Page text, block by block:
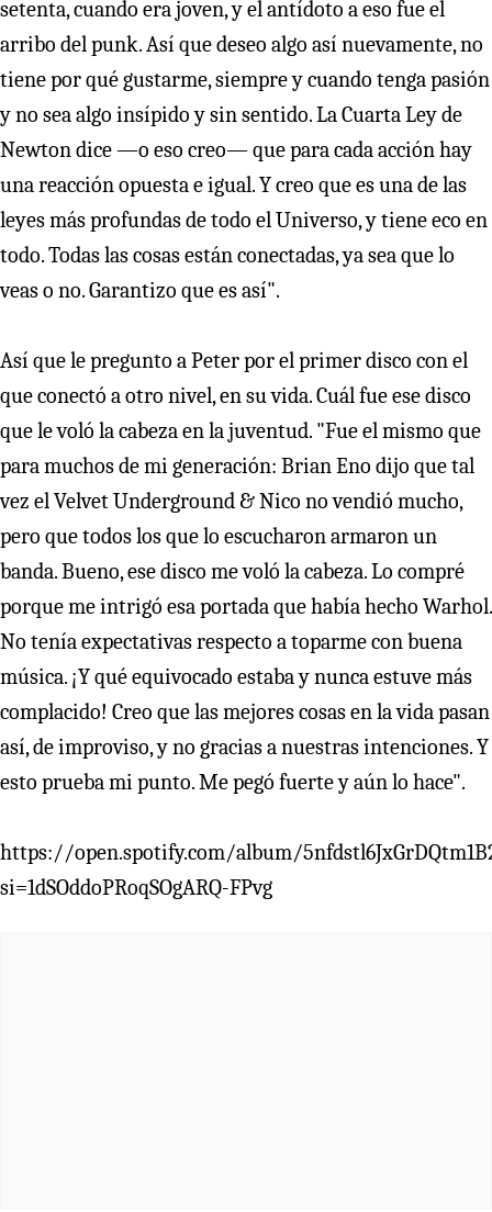
setenta, cuando era joven, y el antídoto a eso fue el
arribo del punk. Así que deseo algo así nuevamente, no
tiene por qué gustarme, siempre y cuando tenga pasión
y no sea algo insípido y sin sentido. La Cuarta Ley de
Newton dice —o eso creo— que para cada acción hay
una reacción opuesta e igual. Y creo que es una de las
leyes más profundas de todo el Universo, y tiene eco en
todo. Todas las cosas están conectadas, ya sea que lo
veas o no. Garantizo que es así".
Así que le pregunto a Peter por el primer disco con el
que conectó a otro nivel, en su vida. Cuál fue ese disco
que le voló la cabeza en la juventud. "Fue el mismo que
para muchos de mi generación: Brian Eno dijo que tal
vez el Velvet Underground & Nico no vendió mucho,
pero que todos los que lo escucharon armaron un
banda. Bueno, ese disco me voló la cabeza. Lo compré
porque me intrigó esa portada que había hecho Warhol.
No tenía expectativas respecto a toparme con buena
música. ¡Y qué equivocado estaba y nunca estuve más
complacido! Creo que las mejores cosas en la vida pasan
así, de improviso, y no gracias a nuestras intenciones. Y
esto prueba mi punto. Me pegó fuerte y aún lo hace".
https://open.spotify.com/album/
si=1dSOddoPRoqSOgARQ-FPvg